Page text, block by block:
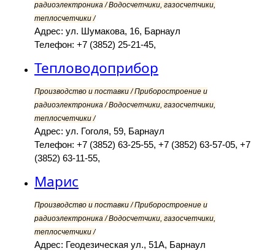
радиоэлектроника / Водосчетчики, газосчетчики,
теплосчетчики /
Адрес: ул. Шумакова, 16, Барнаул
Телефон: +7 (3852) 25-21-45,
Тепловодоприбор
Производство и поставки / Приборостроение и
радиоэлектроника / Водосчетчики, газосчетчики,
теплосчетчики /
Адрес: ул. Гоголя, 59, Барнаул
Телефон: +7 (3852) 63-25-55, +7 (3852) 63-57-05, +7
(3852) 63-11-55,
Марис
Производство и поставки / Приборостроение и
радиоэлектроника / Водосчетчики, газосчетчики,
теплосчетчики /
Адрес: Геодезическая ул., 51А, Барнаул